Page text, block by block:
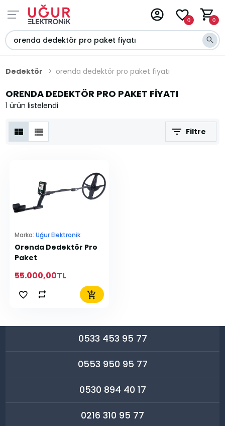
0 0
Dedektör orenda dedektör pro paket fiyatı
ORENDA DEDEKTÖR PRO PAKET FIYATI
1 ürün listelendi
Filtre
Marka: Uğur Elektronik
Orenda Dedektör Pro
Paket
55.000,00TL
0533 453 95 77
0553 950 95 77
0530 894 40 17
0216 310 95 77